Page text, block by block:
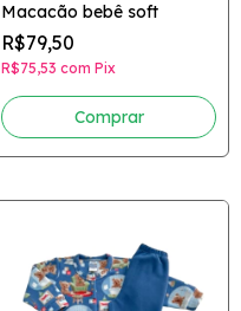
Macacão bebê soft
R$79,50
R$75,53 com Pix
Comprar